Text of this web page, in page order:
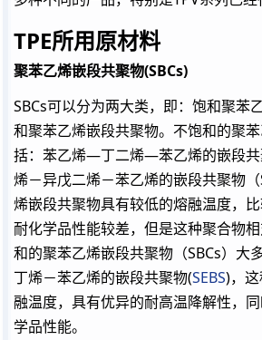
TPE所用原材料
聚苯乙烯嵌段共聚物(SBCs)
SBCs可以分为两大类，即：饱和聚苯
和聚苯乙烯嵌段共聚物。不饱和的聚
括：苯乙烯―丁二烯―苯乙烯的嵌段共
烯－异戊二烯－苯乙烯的嵌段共聚物
烯嵌段共聚物具有较低的熔融温度，比
耐化学品性能较差，但是这种聚合物
和的聚苯乙烯嵌段共聚物（SBCs）大
丁烯－苯乙烯的嵌段共聚物(SEBS)，
融温度，具有优异的耐高温降解性，
学品性能。